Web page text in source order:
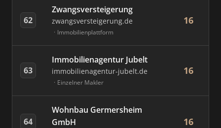
62
Zwangsversteigerung
zwangsversteigerung.de
Immobilienplattform
16
63
Immobilienagentur Jubelt
immobilienagentur-jubelt.de
Einzelner Makler
16
64
Wohnbau Germersheim
GmbH
16